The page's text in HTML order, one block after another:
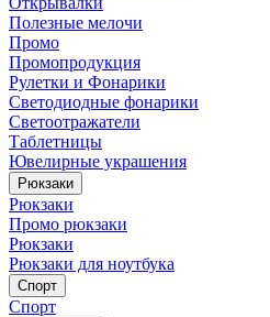
Полезные мелочи
Промо
Промопродукция
Рулетки и Фонарики
Светодиодные фонарики
Светоотражатели
Таблетницы
Ювелирные украшения
Рюкзаки
Рюкзаки
Промо рюкзаки
Рюкзаки
Рюкзаки для ноутбука
Спорт
Спорт